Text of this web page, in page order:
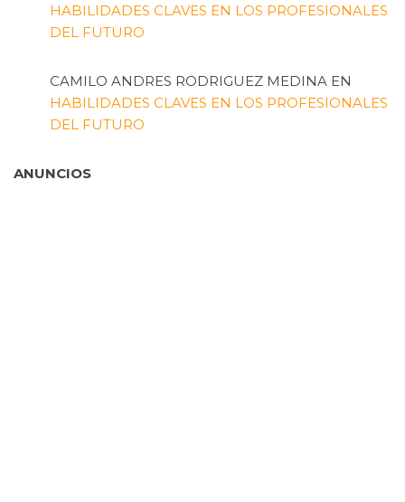
HABILIDADES CLAVES EN LOS PROFESIONALES
DEL FUTURO
CAMILO ANDRES RODRIGUEZ MEDINA EN
HABILIDADES CLAVES EN LOS PROFESIONALES
DEL FUTURO
ANUNCIOS